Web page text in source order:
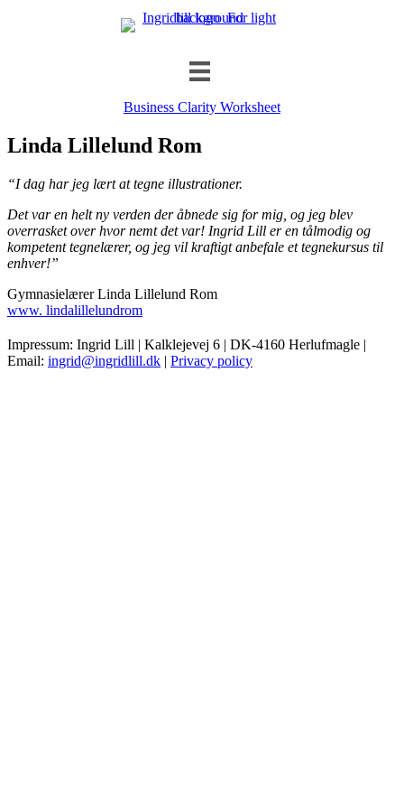
Business Clarity Worksheet
Linda Lillelund Rom
“I dag har jeg lært at tegne illustrationer.
Det var en helt ny verden der åbnede sig for mig, og jeg blev
overrasket over hvor nemt det var! Ingrid Lill er en tålmodig og
kompetent tegnelærer, og jeg vil kraftigt anbefale et tegnekursus til
enhver!”
Gymnasielærer Linda Lillelund Rom
www. lindalillelundrom
Impressum: Ingrid Lill | Kalklejevej 6 | DK-4160 Herlufmagle |
Email: ingrid@ingridlill.dk | Privacy policy